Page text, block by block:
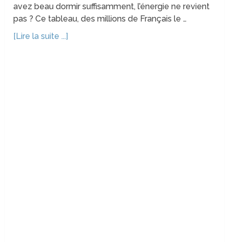
avez beau dormir suffisamment, l’énergie ne revient
pas ? Ce tableau, des millions de Français le …
[Lire la suite ...]